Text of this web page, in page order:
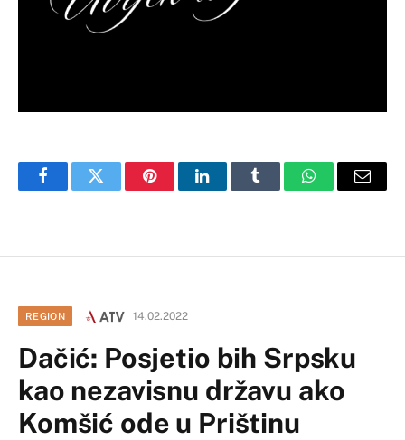
FacebookTwitter PinterestLinkedInTumblr WhatsAppEmail
REGION 14.02.2022
Dačić: Posjetio bih Srpsku
kao nezavisnu državu ako
Komšić ode u Prištinu